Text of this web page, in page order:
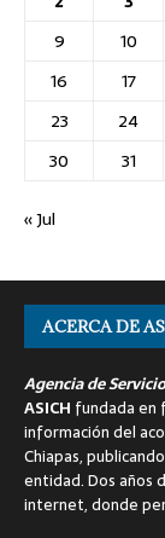
9
10
16
17
23
24
30
31
« Jul
ACERCA DE
Agencia de
ASICH fundada en
información del
Chiapas,
entidad. Dos años
internet, donde